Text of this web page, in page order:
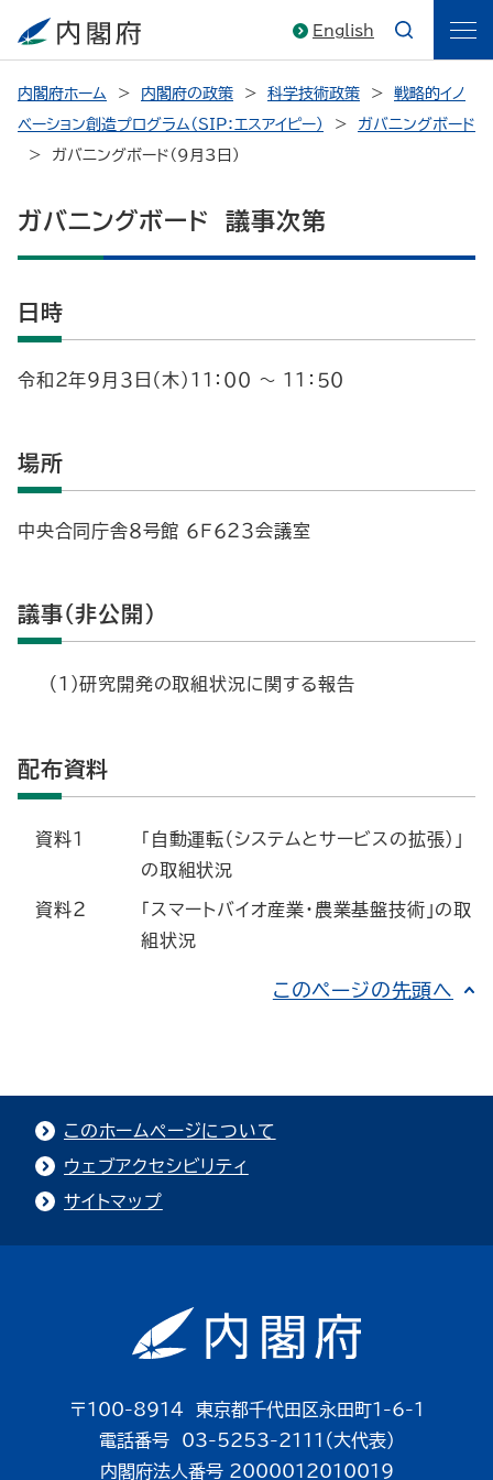
English
内閣府ホーム 内閣府の政策 科学技術政策
戦略的イノ
ベーション創造プログラム（SIP：エスアイピー）
ガバニングボード
ガバニングボード（9月3日）
ガバニングボード 議事次第
日時
令和２年９月３日（木）１１：００ ～ １１：５０
場所
中央合同庁舎８号館 ６Ｆ６２３会議室
議事（非公開）
（１）研究開発の取組状況に関する報告
配布資料
資料１
「自動運転（システムとサービスの拡張）」
の取組状況
資料２
「スマートバイオ産業・農業基盤技術」の取
組状況
このページの先頭へ
このホームページについて
ウェブアクセシビリティ
サイトマップ
〒100-8914 東京都千代田区永田町1-6-1
電話番号 03-5253-2111（大代表）
内閣府法人番号 2000012010019